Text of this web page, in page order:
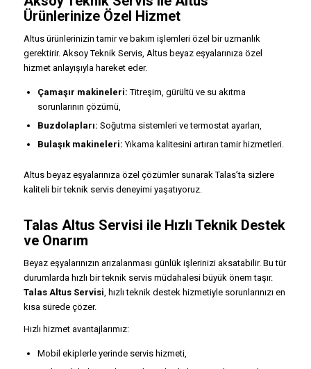
Ürünlerinize Özel Hizmet
Altus ürünlerinizin tamir ve bakım işlemleri özel bir uzmanlık
gerektirir. Aksoy Teknik Servis, Altus beyaz eşyalarınıza özel
hizmet anlayışıyla hareket eder.
Çamaşır makineleri: Titreşim, gürültü ve su akıtma
sorunlarının çözümü,
Buzdolapları: Soğutma sistemleri ve termostat ayarları,
Bulaşık makineleri: Yıkama kalitesini artıran tamir hizmetleri.
Altus beyaz eşyalarınıza özel çözümler sunarak Talas’ta sizlere
kaliteli bir teknik servis deneyimi yaşatıyoruz.
Talas Altus Servisi ile Hızlı Teknik Destek
ve Onarım
Beyaz eşyalarınızın arızalanması günlük işlerinizi aksatabilir. Bu tür
durumlarda hızlı bir teknik servis müdahalesi büyük önem taşır.
Talas Altus Servisi, hızlı teknik destek hizmetiyle sorunlarınızı en
kısa sürede çözer.
Hızlı hizmet avantajlarımız:
Mobil ekiplerle yerinde servis hizmeti,